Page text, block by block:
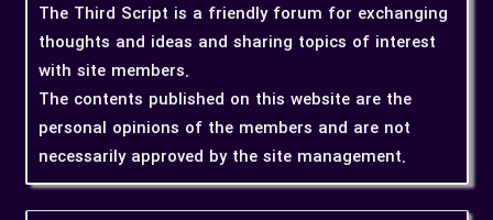
The Third Script is a friendly forum for exchanging
thoughts and ideas and sharing topics of interest
with site members.
The contents published on this website are the
personal opinions of the members and are not
necessarily approved by the site management.